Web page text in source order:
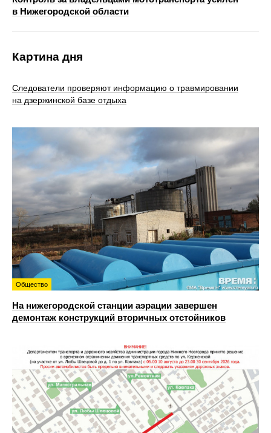
в Нижегородской области
Картина дня
Следователи проверяют информацию о травмировании
на дзержинской базе отдыха
Общество
На нижегородской станции аэрации завершен
демонтаж конструкций вторичных отстойников